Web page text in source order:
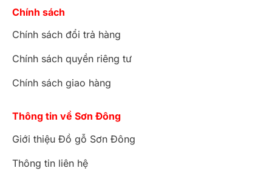
Chính sách
Chính sách đổi trả hàng
Chính sách quyền riêng tư
Chính sách giao hàng
Thông tin về Sơn Đông
Giới thiệu Đồ gỗ Sơn Đông
Thông tin liên hệ